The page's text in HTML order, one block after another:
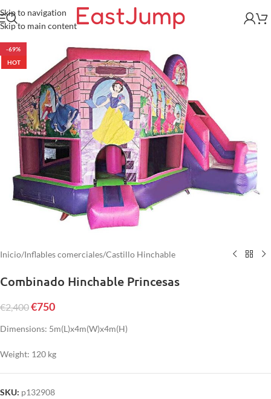
Skip to navigation
Skip to main content
-69%
HOT
Inicio/Inflables comerciales/Castillo Hinchable
Combinado Hinchable Princesas
€2,400€750
Dimensions: 5m(L)x4m(W)x4m(H)
Weight: 120 kg
SKU: p132908